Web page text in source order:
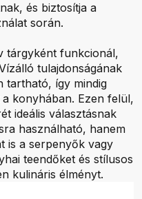
és biztosítja a
során.
tárgyként funkcionál,
tulajdonságának
tartható, így mindig
konyhában. Ezen felül,
ideális választásnak
használható, hanem
is a serpenyők vagy
teendőket és stílusos
kulináris élményt.